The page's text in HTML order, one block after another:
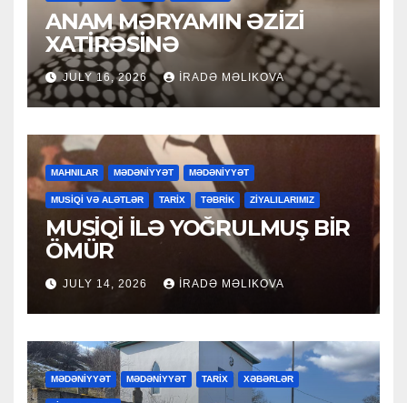
ANAM MƏRYAMIN ƏZİZİ
XATİRƏSİNƏ
JULY 16, 2026 İRADƏ MƏLIKOVA
MAHNILAR MƏDƏNİYYƏT MƏDƏNİYYƏT
MUSİQİ VƏ ALƏTLƏR TARİX TƏBRİK ZİYALILARIMIZ
MUSİQİ İLƏ YOĞRULMUŞ BİR
ÖMÜR
JULY 14, 2026 İRADƏ MƏLIKOVA
MƏDƏNİYYƏT MƏDƏNİYYƏT TARİX XƏBƏRLƏR